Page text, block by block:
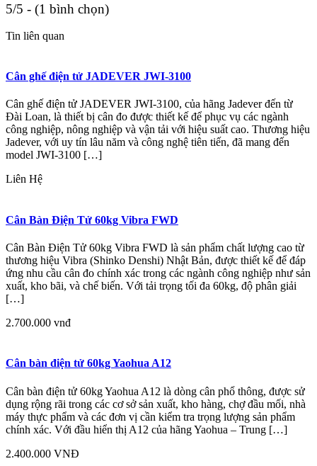
5/5 - (1 bình chọn)
Tin liên quan
Cân ghế điện tử JADEVER JWI-3100
Cân ghế điện tử JADEVER JWI-3100, của hãng Jadever đến từ
Đài Loan, là thiết bị cân đo được thiết kế để phục vụ các ngành
công nghiệp, nông nghiệp và vận tải với hiệu suất cao. Thương hiệu
Jadever, với uy tín lâu năm và công nghệ tiên tiến, đã mang đến
model JWI-3100 […]
Liên Hệ
Cân Bàn Điện Tử 60kg Vibra FWD
Cân Bàn Điện Tử 60kg Vibra FWD là sản phẩm chất lượng cao từ
thương hiệu Vibra (Shinko Denshi) Nhật Bản, được thiết kế để đáp
ứng nhu cầu cân đo chính xác trong các ngành công nghiệp như sản
xuất, kho bãi, và chế biến. Với tải trọng tối đa 60kg, độ phân giải
[…]
2.700.000 vnđ
Cân bàn điện tử 60kg Yaohua A12
Cân bàn điện tử 60kg Yaohua A12 là dòng cân phổ thông, được sử
dụng rộng rãi trong các cơ sở sản xuất, kho hàng, chợ đầu mối, nhà
máy thực phẩm và các đơn vị cần kiểm tra trọng lượng sản phẩm
chính xác. Với đầu hiển thị A12 của hãng Yaohua – Trung […]
2.400.000 VNĐ